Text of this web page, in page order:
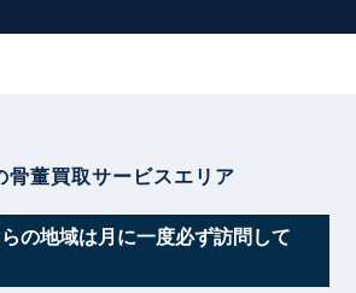
骨董買取サービスエリア
の地域は月に一度必ず訪問して